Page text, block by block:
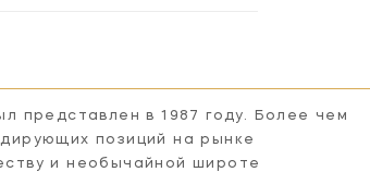
представлен в 1987 году. Более чем
позиций на рынке
и необычайной широте